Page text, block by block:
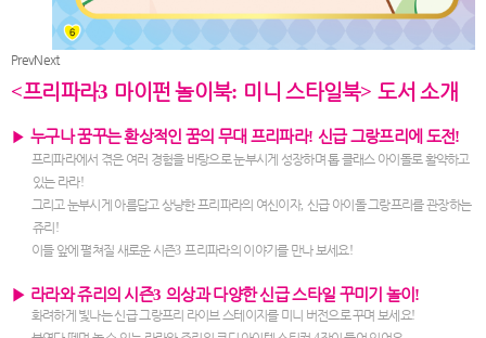
PrevNext
<프리파라3 마이펀 놀이북: 미니 스타일북>도서 소개
▶ 누구나 꿈꾸는 환상적인 꿈의 무대 프리파라! 신급 그랑프리에 도전!
프리파라에서 겪은 여러 경험을 바탕으로 눈부시게 성장하며 톱 클래스 아이돌로 활약하고
있는 라라!
그리고 눈부시게 아름답고 상냥한 프리파라의 여신이자,신급 아이돌 그랑프리를 관장하는
쥬리 !
이들 앞에 펼쳐질 새로운 시즌3프리파라의 이야기를 만나 보세요!
▶ 라라와 쥬리의 시즌3 의상과 다양한 신급 스타일 꾸미기 놀이 !
화려하게 빛나는 신급 그랑프리 라이브 스테이지를 미니 버전으로 꾸며 보세요!